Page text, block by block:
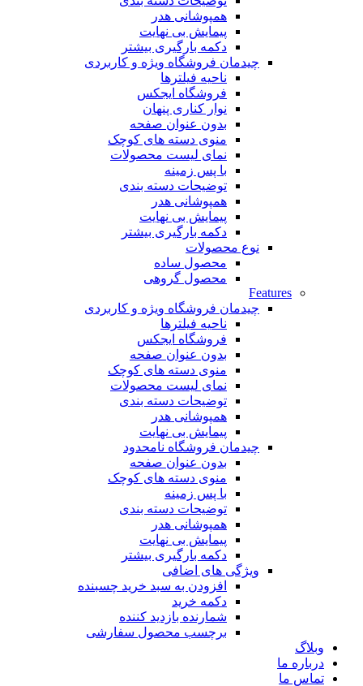
همپوشانی هدر
پیمایش بی نهایت
دکمه بارگیری بیشتر
چیدمان فروشگاه ویژه و کاربردی
ناحیه فیلترها
فروشگاه ایجکس
نوار کناری پنهان
بدون عنوان صفحه
منوی دسته های کوچک
نمای لیست محصولات
با پس زمینه
توضیحات دسته بندی
همپوشانی هدر
پیمایش بی نهایت
دکمه بارگیری بیشتر
نوع محصولات
محصول ساده
محصول گروهی
Features
چیدمان فروشگاه ویژه و کاربردی
ناحیه فیلترها
فروشگاه ایجکس
بدون عنوان صفحه
منوی دسته های کوچک
نمای لیست محصولات
توضیحات دسته بندی
همپوشانی هدر
پیمایش بی نهایت
چیدمان فروشگاه نامحدود
بدون عنوان صفحه
منوی دسته های کوچک
با پس زمینه
توضیحات دسته بندی
همپوشانی هدر
پیمایش بی نهایت
دکمه بارگیری بیشتر
ویژگی های اضافی
افزودن به سبد خرید چسبنده
دکمه خرید
شمارنده بازدید کننده
برچسب محصول سفارشی
وبلاگ
درباره ما
تماس ما